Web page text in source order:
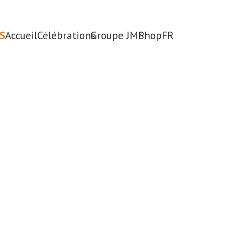
AccueilCélébrationsGroupe JMPShopFR